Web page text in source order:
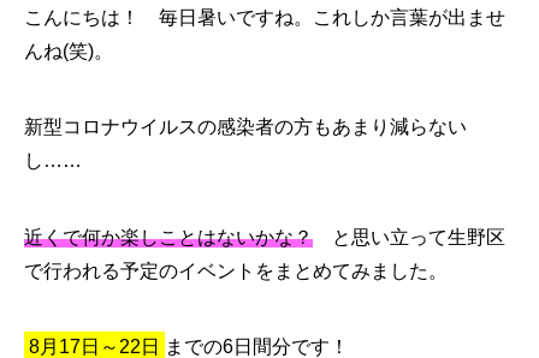
こんにちは！ 毎日暑いですね。これしか言葉が出ませ
んね(笑)。
新型コロナウイルスの感染者の方もあまり減らない
し……
近くで何か楽しことはないかな？ と思い立って生野区
で行われる予定のイベントをまとめてみました。
8月17日～22日 までの6日間分です！